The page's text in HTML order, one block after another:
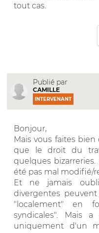
tout cas.
Publié par
CAMILLE
INTERVENANT
Bonjour,
Mais vous faites
que le droit du
quelques
été pas mal modifié/
Et ne jamais
divergentes
"localement" en
syndicales". Mais
uniquement d'un